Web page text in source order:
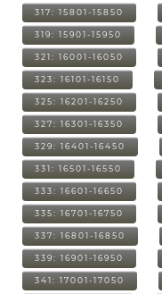
317: 15801-15850
319: 15901-15950
321: 16001-16050
323: 16101-16150
325: 16201-16250
327: 16301-16350
329: 16401-16450
331: 16501-16550
333: 16601-16650
335: 16701-16750
337: 16801-16850
339: 16901-16950
341: 17001-17050